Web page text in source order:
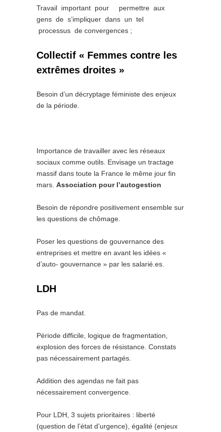
Travail important pour permettre aux
gens de s’impliquer dans un tel
processus de convergences ;
Collectif « Femmes contre les
extrêmes droites »
Besoin d’un décryptage féministe des enjeux
de la période.
Importance de travailler avec les réseaux
sociaux comme outils. Envisage un tractage
massif dans toute la France le même jour fin
mars. Association pour l’autogestion
Besoin de répondre positivement ensemble sur
les questions de chômage.
Poser les questions de gouvernance des
entreprises et mettre en avant les idées «
d’auto- gouvernance » par les salarié.es.
LDH
Pas de mandat.
Période difficile, logique de fragmentation,
explosion des forces de résistance. Constats
pas nécessairement partagés.
Addition des agendas ne fait pas
nécessairement convergence.
Pour LDH, 3 sujets prioritaires : liberté
(question de l’état d’urgence), égalité (enjeux